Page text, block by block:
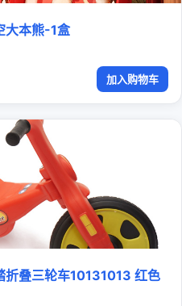
大本熊-1盒
加入购物车
折叠三轮车10131013 红色